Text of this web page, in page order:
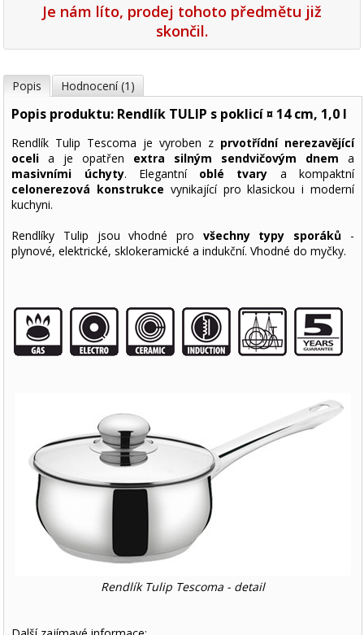
Je nám líto, prodej tohoto předmětu již
skončil.
Popis Hodnocení (1)
Popis produktu: Rendlík TULIP s poklicí ¤ 14 cm, 1,0 l
Rendlík Tulip Tescoma je vyroben z prvotřídní nerezavějící
oceli a je opatřen extra silným sendvičovým dnem a
masivními úchyty. Elegantní oblé tvary a kompaktní
celonerezová konstrukce vynikající pro klasickou i moderní
kuchyni.
Rendlíky Tulip jsou vhodné pro všechny typy sporáků -
plynové, elektrické, sklokeramické a indukční. Vhodné do myčky.
Rendlík Tulip Tescoma - detail